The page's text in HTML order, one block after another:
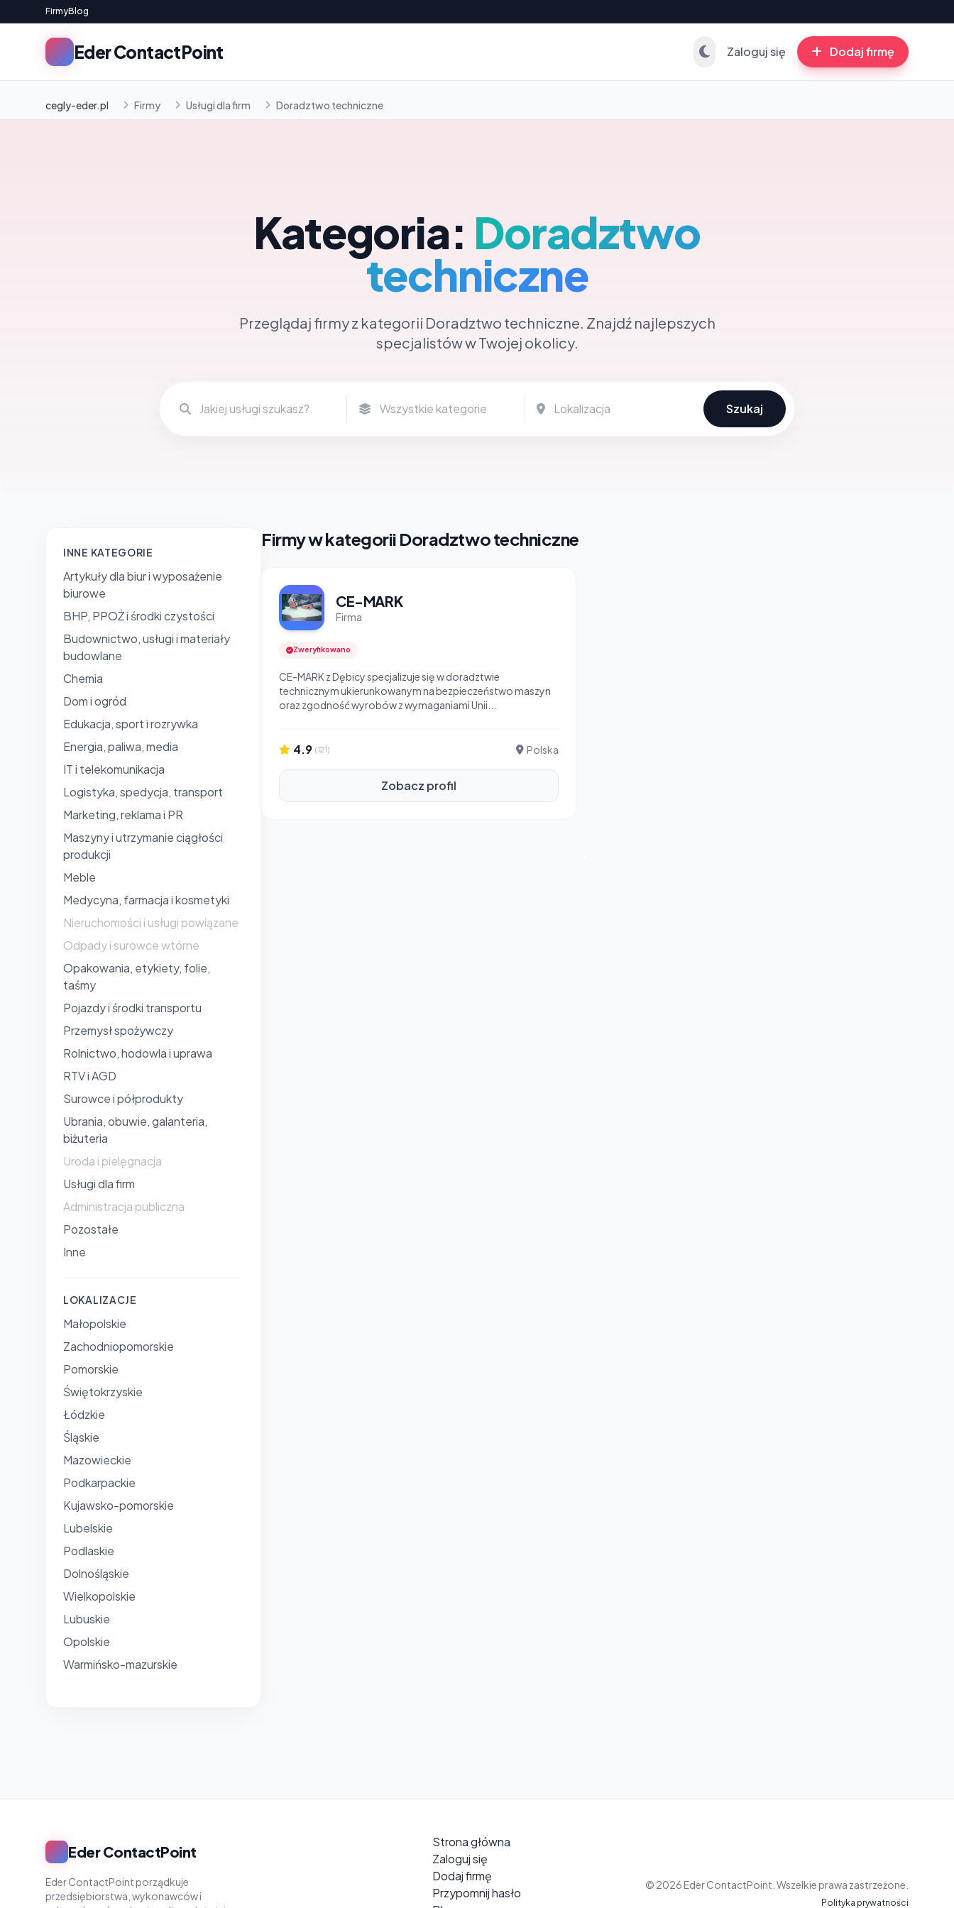
FirmyBlog
Eder ContactPoint Zaloguj się Dodaj firmę
cegly-eder.pl Firmy Usługi dla firm Doradztwo techniczne
Kategoria: Doradztwo
techniczne
Przeglądaj firmy z kategorii Doradztwo techniczne. Znajdź najlepszych
specjalistów w Twojej okolicy.
Szukaj
INNE KATEGORIE
Artykuły dla biur i wyposażenie
biurowe
BHP, PPOŻ i środki czystości
Budownictwo, usługi i materiały
budowlane
Chemia
Dom i ogród
Edukacja, sport i rozrywka
Energia, paliwa, media
IT i telekomunikacja
Logistyka, spedycja, transport
Marketing, reklama i PR
Maszyny i utrzymanie ciągłości
produkcji
Meble
Medycyna, farmacja i kosmetyki
Nieruchomości i usługi powiązane
Odpady i surowce wtórne
Opakowania, etykiety, folie,
taśmy
Pojazdy i środki transportu
Przemysł spożywczy
Rolnictwo, hodowla i uprawa
RTV i AGD
Surowce i półprodukty
Ubrania, obuwie, galanteria,
biżuteria
Uroda i pielęgnacja
Usługi dla firm
Administracja publiczna
Pozostałe
Inne
LOKALIZACJE
Małopolskie
Zachodniopomorskie
Pomorskie
Świętokrzyskie
Łódzkie
Śląskie
Mazowieckie
Podkarpackie
Kujawsko-pomorskie
Lubelskie
Podlaskie
Dolnośląskie
Wielkopolskie
Lubuskie
Opolskie
Warmińsko-mazurskie
Firmy w kategorii Doradztwo techniczne
CE-MARK
Firma
Zweryfikowano
CE-MARK z Dębicy specjalizuje się w doradztwie
technicznym ukierunkowanym na bezpieczeństwo maszyn
oraz zgodność wyrobów z wymaganiami Unii...
4.9 (121) Polska
Zobacz profil
Eder ContactPoint
Eder ContactPoint porządkuje
przedsiębiorstwa, wykonawców i
Strona główna
Zaloguj się
Dodaj firmę
Przypomnij hasło
© 2026 Eder ContactPoint. Wszelkie prawa zastrzeżone.
Polityka prywatności